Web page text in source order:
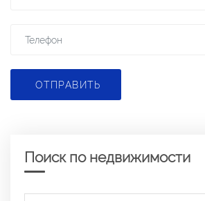
ОТПРАВИТЬ
Поиск по недвижимости